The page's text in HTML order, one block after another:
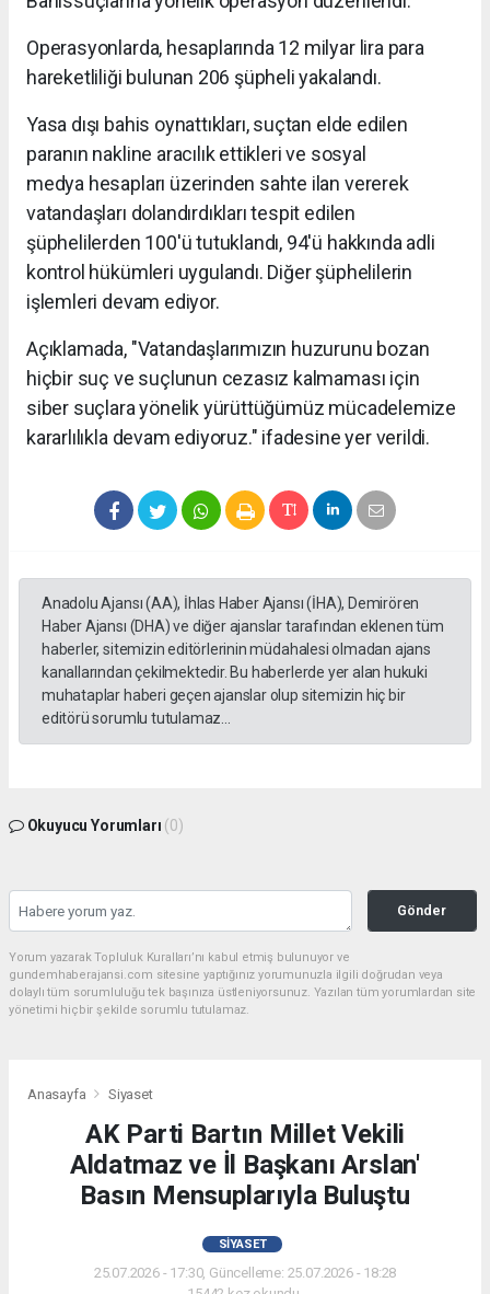
Operasyonlarda, hesaplarında 12 milyar lira para
hareketliliği bulunan 206 şüpheli yakalandı.
Yasa dışı bahis oynattıkları, suçtan elde edilen
paranın nakline aracılık ettikleri ve sosyal
medya hesapları üzerinden sahte ilan vererek
vatandaşları dolandırdıkları tespit edilen
şüphelilerden 100'ü tutuklandı, 94'ü hakkında adli
kontrol hükümleri uygulandı. Diğer şüphelilerin
işlemleri devam ediyor.
Açıklamada, "Vatandaşlarımızın huzurunu bozan
hiçbir suç ve suçlunun cezasız kalmaması için
siber suçlara yönelik yürüttüğümüz mücadelemize
kararlılıkla devam ediyoruz." ifadesine yer verildi.
Anadolu Ajansı (AA), İhlas Haber Ajansı (İHA), Demirören
Haber Ajansı (DHA) ve diğer ajanslar tarafından eklenen tüm
haberler, sitemizin editörlerinin müdahalesi olmadan ajans
kanallarından çekilmektedir. Bu haberlerde yer alan hukuki
muhataplar haberi geçen ajanslar olup sitemizin hiç bir
editörü sorumlu tutulamaz...
Okuyucu Yorumları (0)
Gönder
Yorum yazarak Topluluk Kuralları’nı kabul etmiş bulunuyor ve
gundemhaberajansi.com sitesine yaptığınız yorumunuzla ilgili doğrudan veya
dolaylı tüm sorumluluğu tek başınıza üstleniyorsunuz. Yazılan tüm yorumlardan site
yönetimi hiçbir şekilde sorumlu tutulamaz.
Anasayfa Siyaset
AK Parti Bartın Millet Vekili
Aldatmaz ve İl Başkanı Arslan'
Basın Mensuplarıyla Buluştu
SIYASET
25.07.2026 - 17:30, Güncelleme: 25.07.2026 - 18:28